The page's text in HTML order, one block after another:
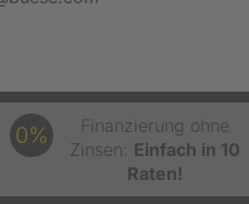
0%
Finanzierung ohne
Zinsen: Einfach in 10
Raten!